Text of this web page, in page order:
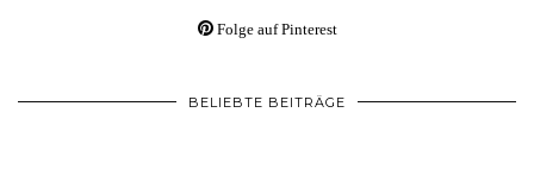
Folge auf Pinterest
BELIEBTE BEITRÄGE